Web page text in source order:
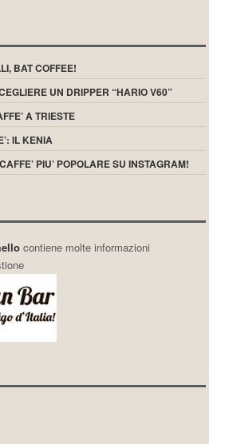
BAT COFFEE!
UN DRIPPER “HARIO V60”
A TRIESTE
IL KENIA
PIU’ POPOLARE SU INSTAGRAM!
contiene molte informazioni